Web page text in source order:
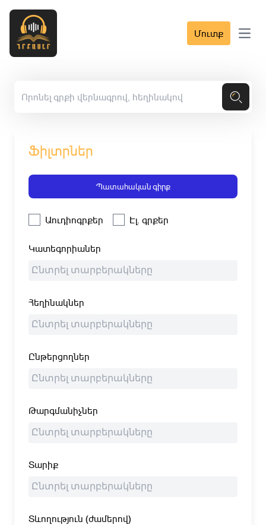
Մուտք Open
Ֆիլտրներ
Պատահական գիրք
Աուդիոգրքեր Էլ. գրքեր
Կատեգորիաներ
Հեղինակներ
Ընթերցողներ
Թարգմանիչներ
Տարիք
Տևողություն (ժամերով)